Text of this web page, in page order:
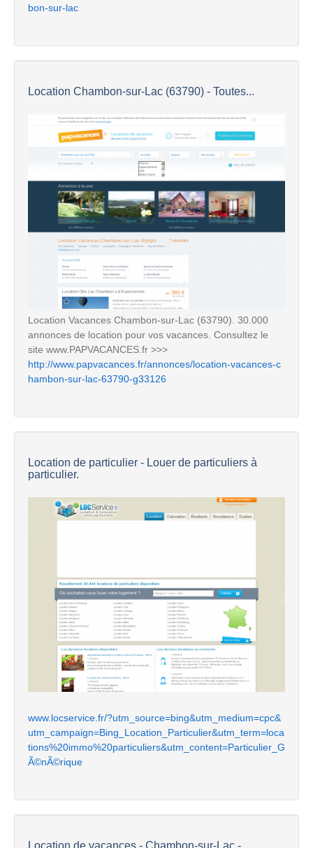
bon-sur-lac
Location Chambon-sur-Lac (63790) - Toutes...
Location Vacances Chambon-sur-Lac (63790). 30.000
annonces de location pour vos vacances. Consultez le
site www.PAPVACANCES.fr >>>
http://www.papvacances.fr/annonces/location-vacances-c
hambon-sur-lac-63790-g33126
Location de particulier - Louer de particuliers à
particulier.
www.locservice.fr/?utm_source=bing&utm_medium=cpc&
utm_campaign=Bing_Location_Particulier&utm_term=loca
tions%20immo%20particuliers&utm_content=Particulier_G
Ã©nÃ©rique
Location de vacances - Chambon-sur-Lac -...